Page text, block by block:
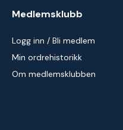
Medlemsklubb
Logg inn / Bli medlem
Min ordrehistorikk
Om medlemsklubben